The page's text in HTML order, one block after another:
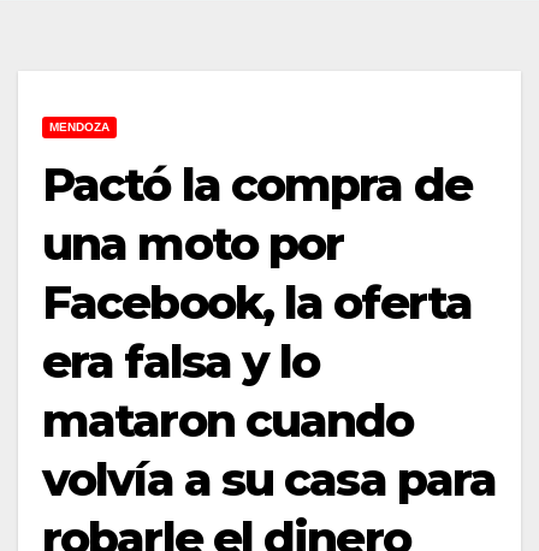
MENDOZA
Pactó la compra de
una moto por
Facebook, la oferta
era falsa y lo
mataron cuando
volvía a su casa para
robarle el dinero